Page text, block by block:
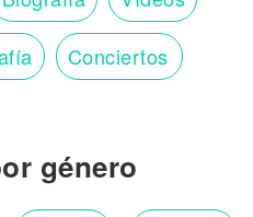
Conciertos
género